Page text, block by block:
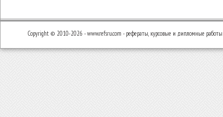
Copyright © 2010-2026 - www.refsru.com - рефераты, курсовые и дипломные работы